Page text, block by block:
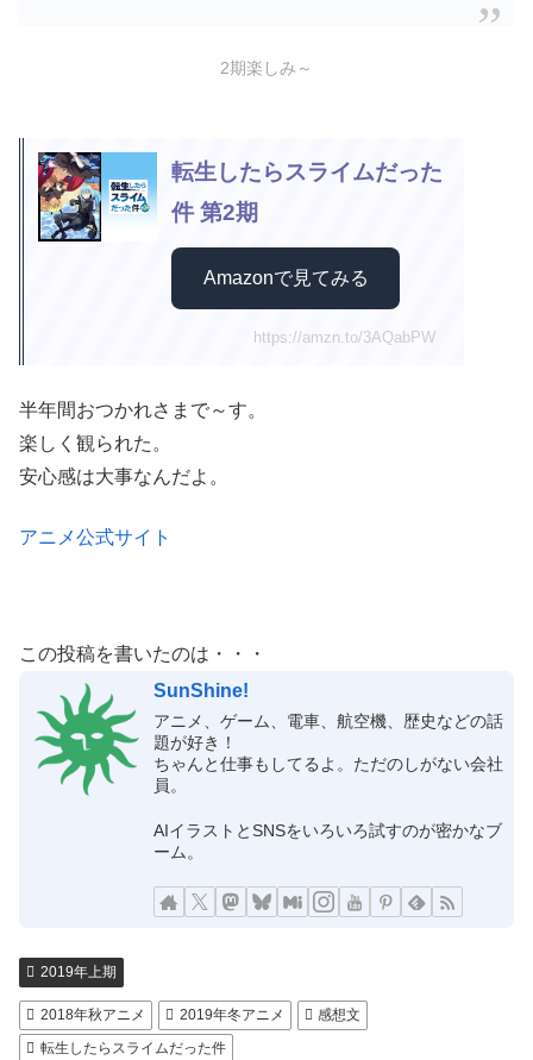
2期楽しみ～
転生したらスライムだった
件 第2期
Amazonで見てみる
https://amzn.to/3AQabPW
半年間おつかれさまで～す。
楽しく観られた。
安心感は大事なんだよ。
アニメ公式サイト
この投稿を書いたのは・・・
SunShine!
アニメ、ゲーム、電車、航空機、歴史などの話
題が好き！
ちゃんと仕事もしてるよ。ただのしがない会社
員。
AIイラストとSNSをいろいろ試すのが密かなブ
ーム。
2019年上期
2018年秋アニメ 2019年冬アニメ
感想文
転生したらスライムだった件